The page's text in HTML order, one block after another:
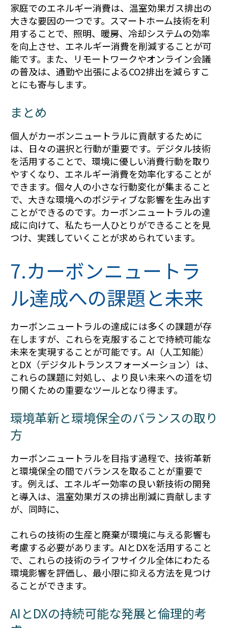
家庭でのエネルギー消費は、温室効果ガス排出の
大きな要因の一つです。スマートホーム技術を利
用することで、照明、暖房、冷却システムの効率
を向上させ、エネルギー消費を削減することが可
能です。また、リモートワークやオンライン会議
の普及は、通勤や出張によるCO2排出を減らすこ
とにも寄与します。
まとめ
個人がカーボンニュートラルに貢献するために
は、日々の選択と行動が重要です。デジタル技術
を活用することで、環境に優しい消費行動を取り
やすくなり、エネルギー消費を効率化することが
できます。個々人の小さな行動変化が集まること
で、大きな環境へのポジティブな影響を生み出す
ことができるのです。カーボンニュートラルの達
成に向けて、私たち一人ひとりができることを見
つけ、実践していくことが求められています。
7.カーボンニュートラ
ル達成への課題と未来
カーボンニュートラルの達成には多くの課題が存
在しますが、これらを克服することで持続可能な
未来を実現することが可能です。AI（人工知能）
とDX（デジタルトランスフォーメーション）は、
これらの課題に対処し、より良い未来への道を切
り開くための重要なツールとなり得ます。
環境革新と環境保全のバランスの取り
方
カーボンニュートラルを目指す過程で、技術革新
と環境保全の間でバランスを取ることが重要で
す。例えば、エネルギー効率の良い新技術の開発
と導入は、温室効果ガスの排出削減に貢献します
が、同時に、
これらの技術の生産と廃棄が環境に与える影響も
考慮する必要があります。AIとDXを活用すること
で、これらの技術のライフサイクル全体にわたる
環境影響を評価し、最小限に抑える方法を見つけ
ることができます。
AIとDXの持続可能な発展と倫理的考